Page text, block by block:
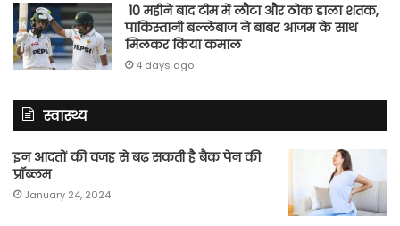
10 महीने बाद टीम में लौटा और ठोक डाला शतक,
पाकिस्तानी बल्लेबाज ने बाबर आजम के साथ
मिलकर किया कमाल
4 days ago
स्वास्थ्य
इन आदतों की वजह से बढ़ सकती है बैक पेन की
प्रॉब्लम
January 24, 2024